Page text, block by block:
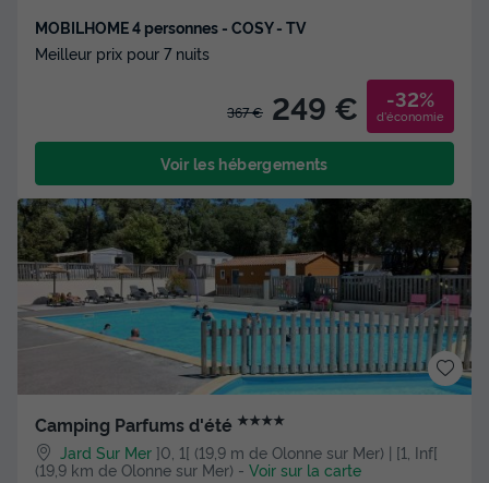
MOBILHOME 4 personnes - COSY - TV
Meilleur prix pour 7 nuits
367 € 249 € -32%
d'économie
Voir les hébergements
Camping Parfums d'été ★★★★
Jard Sur Mer ]0, 1[ (19,9 m de Olonne sur Mer) | [1, Inf[
(19,9 km de Olonne sur Mer) - Voir sur la carte